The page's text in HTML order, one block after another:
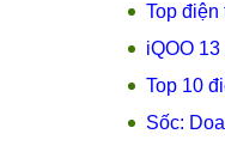
Top điện
iQOO
Top 10
Sốc: